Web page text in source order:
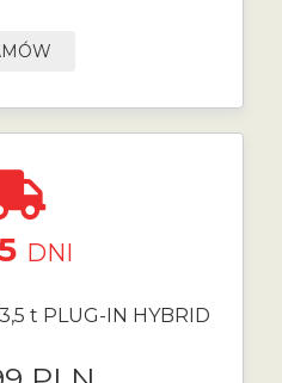
DNI
t PLUG-IN HYBRID